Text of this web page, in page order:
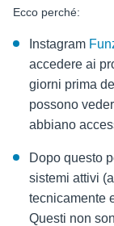
Ecco perché:
Instagram
accedere ai
giorni prima
possono
abbiano
Dopo questo
sistemi attivi
tecnicamente
Questi non